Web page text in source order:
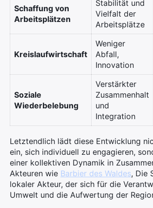
Schaffung von
Arbeitsplätzen
Stabilität und
Vielfalt der
Arbeitsplätze
Kreislaufwirtschaft
Weniger
Abfall,
Innovation
Soziale
Wiederbelebung
Verstärkter
Zusammenhalt
und
Integration
Letztendlich lädt diese Entwicklung
ein, sich individuell zu engagieren,
einer kollektiven Dynamik in
Akteuren wie Barbier des Waldes, Die
lokaler Akteur, der sich für die
Umwelt und die Aufwertung der